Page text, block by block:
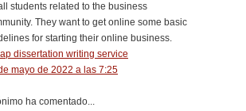
students related to the business
They want to get online some basic
for starting their online business.
dissertation writing service
mayo de 2022 a las 7:25
ha comentado...